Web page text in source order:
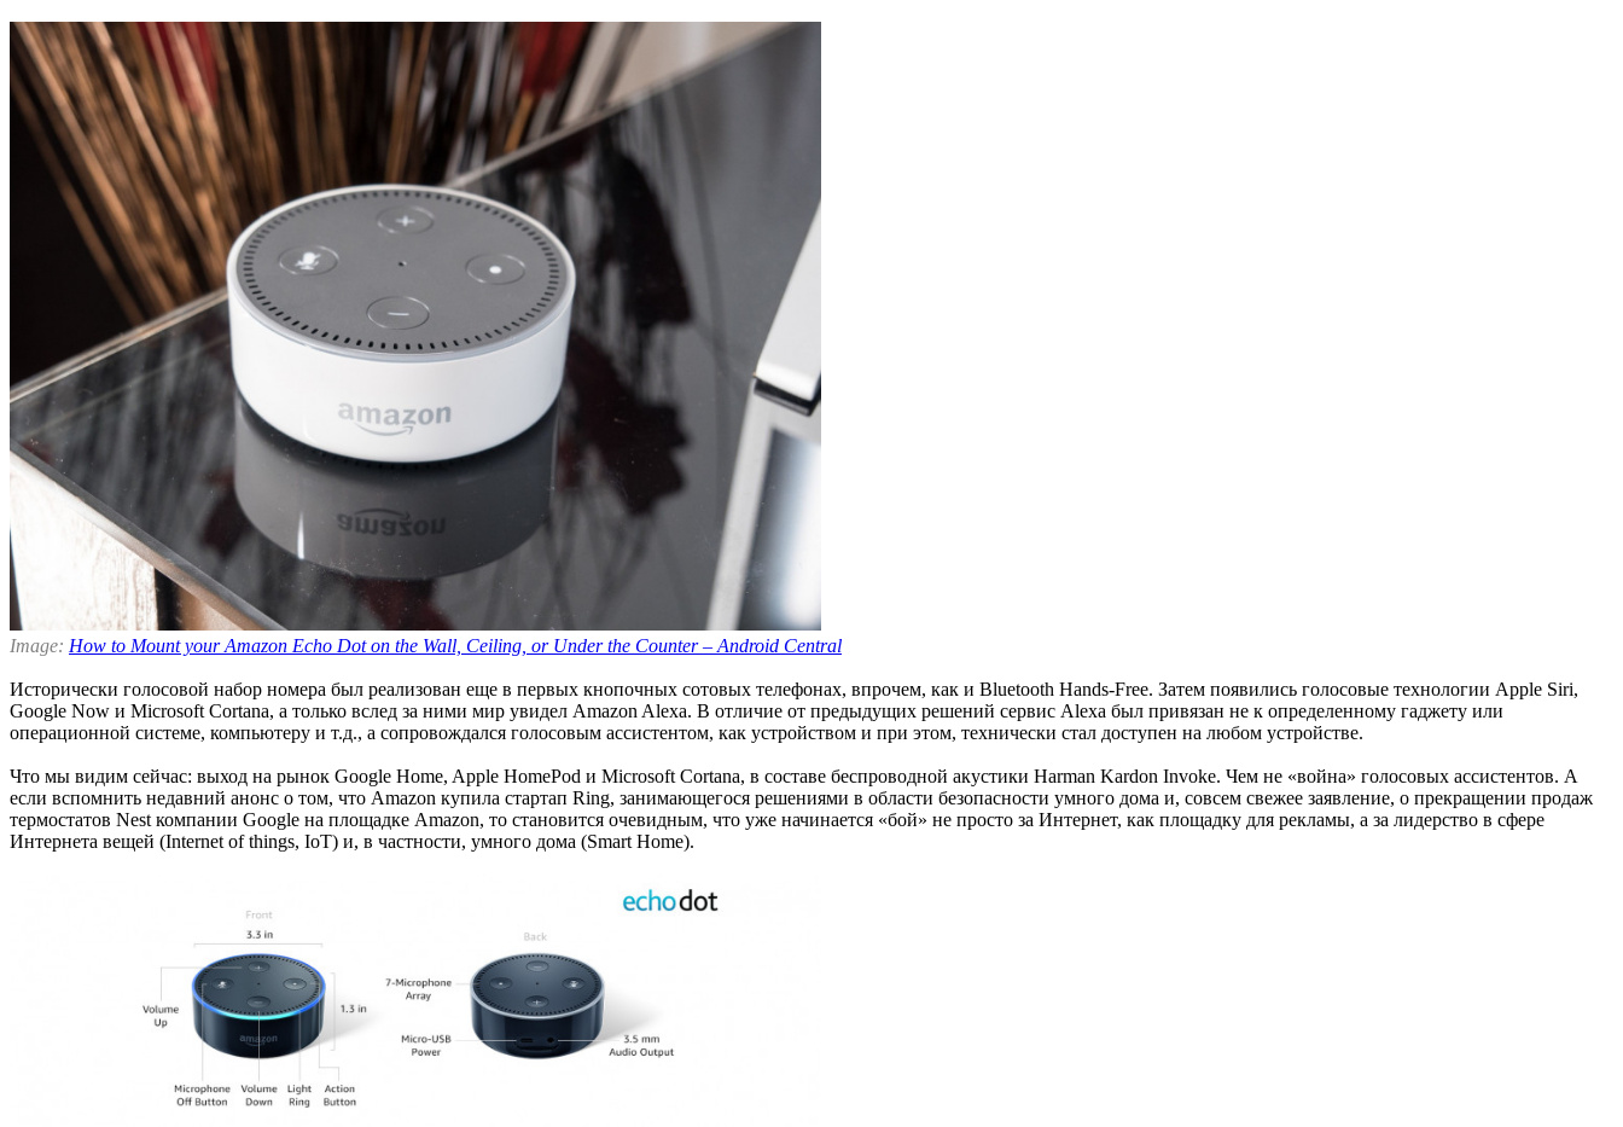
Image: How to Mount your Amazon Echo Dot on the Wall, Ceiling, or Under the Counter – Android Central
Исторически голосовой набор номера был реализован еще в первых кнопочных сотовых телефонах, впрочем, как и Bluetooth Hands-Free. Затем появились голосовые технологии Apple Siri,
Google Now и Microsoft Cortana, а только вслед за ними мир увидел Amazon Alexa. В отличие от предыдущих решений сервис Alexa был привязан не к определенному гаджету или
операционной системе, компьютеру и т.д., а сопровождался голосовым ассистентом, как устройством и при этом, технически стал доступен на любом устройстве.
Что мы видим сейчас: выход на рынок Google Home, Apple HomePod и Microsoft Cortana, в составе беспроводной акустики Harman Kardon Invoke. Чем не «война» голосовых ассистентов. А
если вспомнить недавний анонс о том, что Amazon купила стартап Ring, занимающегося решениями в области безопасности умного дома и, совсем свежее заявление, о прекращении продаж
термостатов Nest компании Google на площадке Amazon, то становится очевидным, что уже начинается «бой» не просто за Интернет, как площадку для рекламы, а за лидерство в сфере
Интернета вещей (Internet of things, IoT) и, в частности, умного дома (Smart Home).